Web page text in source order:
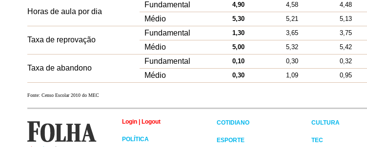
Horas de aula por dia
Fundamental 4,90 4,58 4,48
Médio 5,30 5,21 5,13
Taxa de reprovação
Fundamental 1,30 3,65 3,75
Médio 5,00 5,32 5,42
Taxa de abandono
Fundamental 0,10 0,30 0,32
Médio 0,30 1,09 0,95
Fonte: Censo Escolar 2010 do MEC
Login Logout
POLÍTICA
COTIDIANO
ESPORTE
CULTURA
TEC